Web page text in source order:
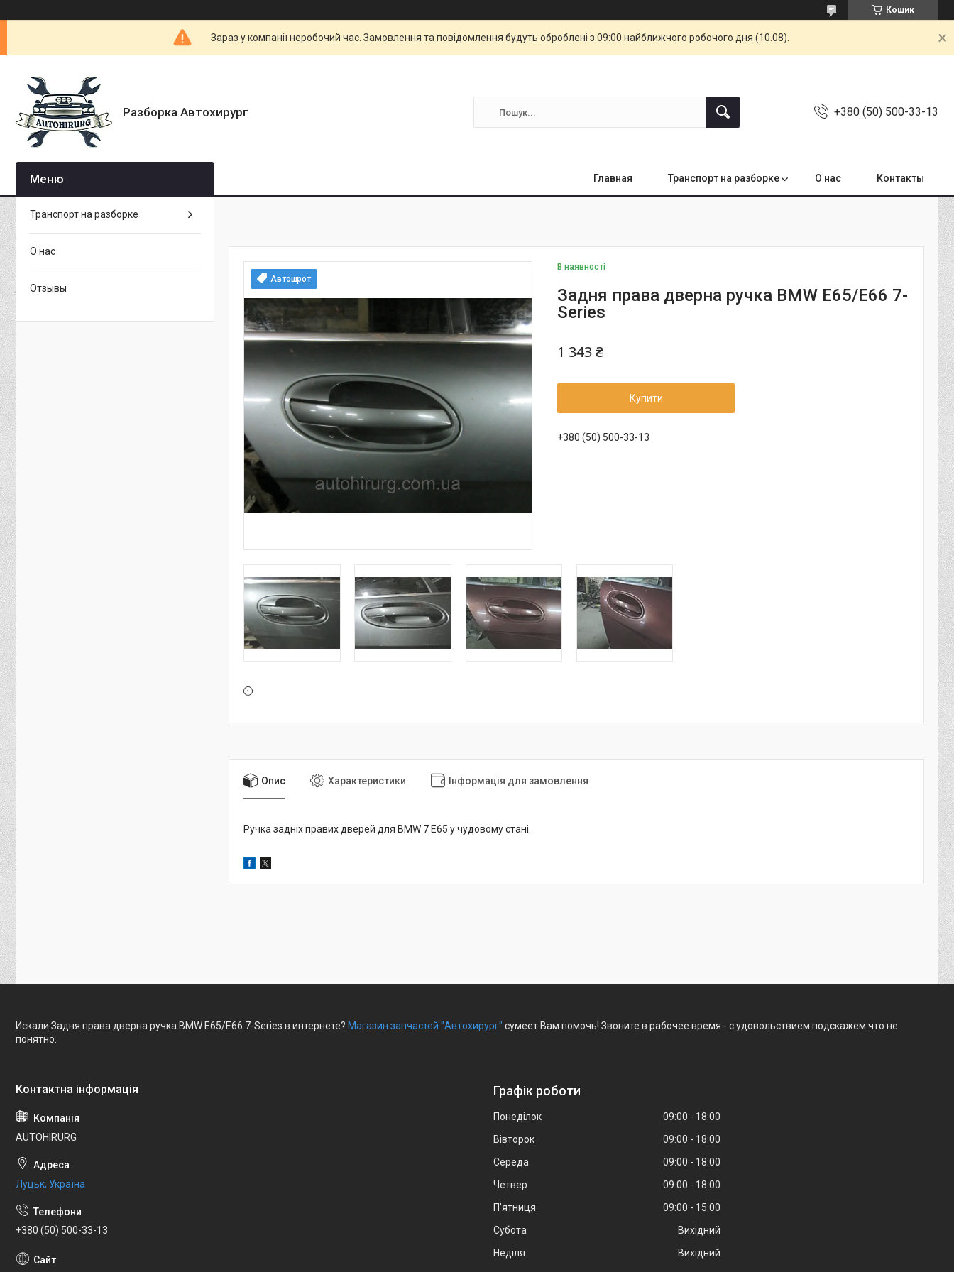
Кошик
Зараз у компанії неробочий час. Замовлення та повідомлення будуть оброблені з 09:00 найближчого робочого дня (10.08).
Разборка Автохирург +380 (50) 500-33-13
Главная Транспорт на разборке О нас Контакты
Автошрот
В наявності
Задня права дверна ручка BMW E65/E66 7-
Series
1 343 ₴
Купити
+380 (50) 500-33-13
Опис Характеристики Інформація для замовлення
Ручка задніх правих дверей для BMW 7 E65 у чудовому стані.
Транспорт на разборке
О нас
Отзывы
Искали Задня права дверна ручка BMW E65/E66 7-Series в интернете? Магазин запчастей "Автохирург" сумеет Вам помочь! Звоните в рабочее время - с удовольствием подскажем что не
понятно.
AUTOHIRURG
Луцьк, Україна
+380 (50) 500-33-13
Графік роботи
Понеділок 09:00
18:00
Вівторок
09:00
18:00
Середа
09:00
18:00
Четвер
09:00
18:00
Пʼятниця
09:00
15:00
Субота
Вихідний
Неділя
Вихідний